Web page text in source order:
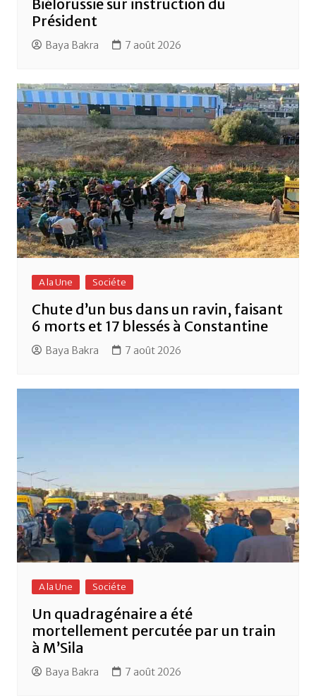
Biélorussie sur instruction du
Président
Baya Bakra 7 août 2026
A la Une Sociéte
Chute d’un bus dans un ravin, faisant
6 morts et 17 blessés à Constantine
Baya Bakra 7 août 2026
A la Une Sociéte
Un quadragénaire a été
mortellement percutée par un train
à M’Sila
Baya Bakra 7 août 2026